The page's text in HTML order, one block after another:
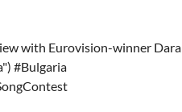
with Eurovision-winner Dara
#Bulgaria